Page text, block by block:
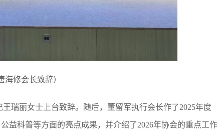
海修会长致辞）
瑞丽女士上台致辞。随后，董留军执行会长作了2025年度
益科普等方面的亮点成果，并介绍了2026年协会的重点工作